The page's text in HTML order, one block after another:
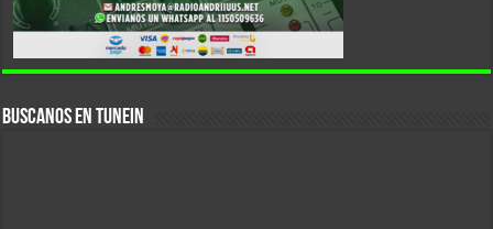
Buscanos En Tunein